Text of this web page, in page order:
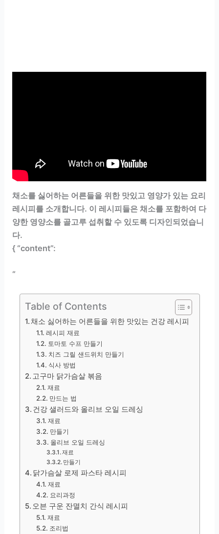
채소를 싫어하는 어른들을 위한 맛있고 영양가 있는 요리
레시피를 소개합니다. 이 레시피들은 채소를 포함하여 다
양한 영양소를 골고루 섭취할 수 있도록 디자인되었습니
다.
{ “content”:
“
Table of Contents
채소 싫어하는 어른들을 위한 맛있는 건강 레시피
레시피 재료
토마토 수프 만들기
치즈 그릴 샌드위치 만들기
식사 방법
고구마 닭가슴살 볶음
재료
만드는 법
건강 샐러드와 올리브 오일 드레싱
재료
만들기
올리브 오일 드레싱
재료
만들기
닭가슴살 로제 파스타 레시피
재료
요리과정
오븐 구운 잔멸치 간식 레시피
재료
조리법